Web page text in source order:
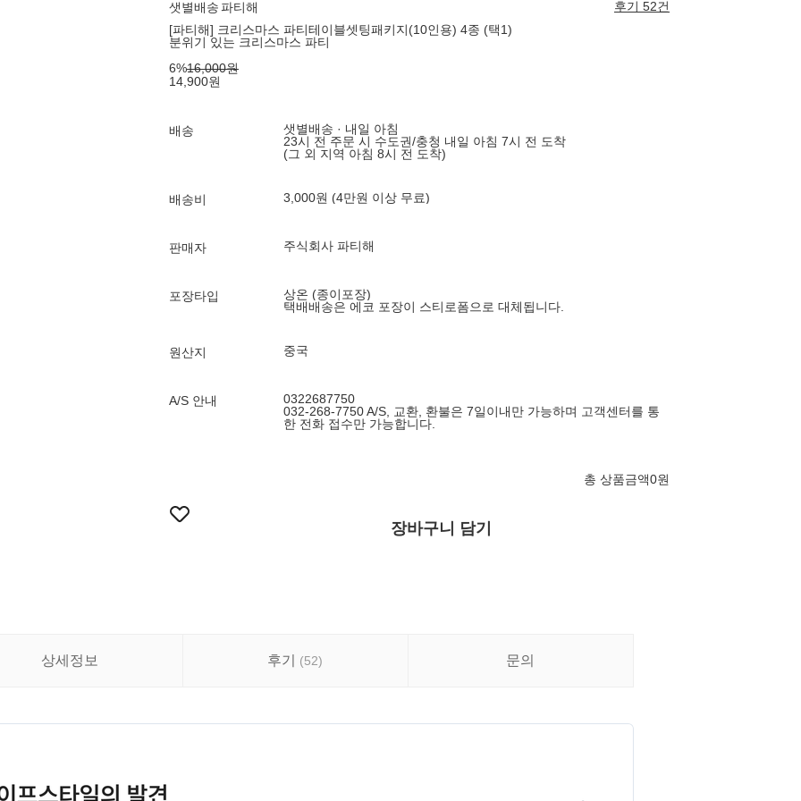
샛별배송파티해
후기 52건
[파티해] 크리스마스 파티테이블셋팅패키지(10인용) 4종 (택1)
분위기 있는 크리스마스 파티
6%16,000원
14,900원
배송
샛별배송 · 내일 아침
23시 전 주문 시 수도권/충청 내일 아침 7시 전 도착
(그 외 지역 아침 8시 전 도착)
배송비 3,000원 (4만원 이상 무료)
판매자 주식회사 파티해
포장타입
상온 (종이포장)
택배배송은 에코 포장이 스티로폼으로 대체됩니다.
원산지 중국
A/S 안내
0322687750
032-268-7750 A/S, 교환, 환불은 7일이내만 가능하며 고객센터를 통
한 전화 접수만 가능합니다.
총 상품금액0원
장바구니 담기
상세정보 후기 (52) 문의